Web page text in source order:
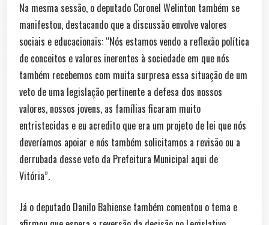
Na mesma sessão, o deputado Coronel Welinton também se
manifestou, destacando que a discussão envolve valores
sociais e educacionais: “Nós estamos vendo a reflexão política
de conceitos e valores inerentes à sociedade em que nós
também recebemos com muita surpresa essa situação de um
veto de uma legislação pertinente a defesa dos nossos
valores, nossos jovens, as famílias ficaram muito
entristecidas e eu acredito que era um projeto de lei que nós
deveríamos apoiar e nós também solicitamos a revisão ou a
derrubada desse veto da Prefeitura Municipal aqui de
Vitória”.
Já o deputado Danilo Bahiense também comentou o tema e